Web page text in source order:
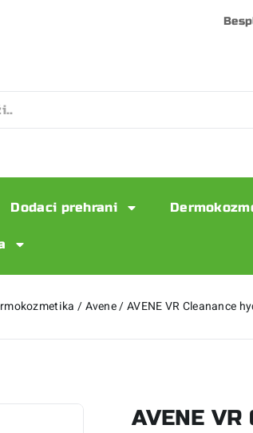
Dodaci prehrani
/Avene/AVENE VR Cleanance
AVENE